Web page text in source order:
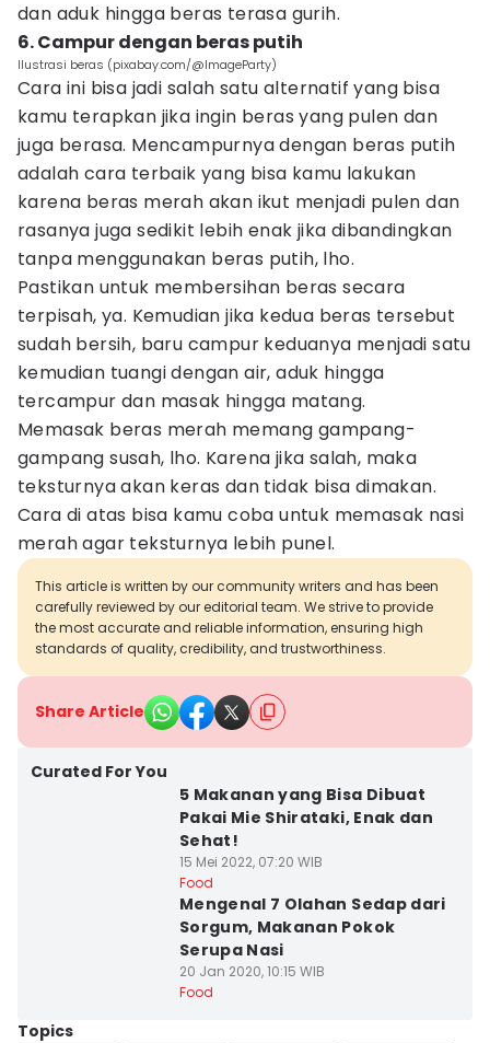
dan aduk hingga beras terasa gurih.
6. Campur dengan beras putih
Ilustrasi beras (pixabay.com/@ImageParty)
Cara ini bisa jadi salah satu alternatif yang bisa
kamu terapkan jika ingin beras yang pulen dan
juga berasa. Mencampurnya dengan beras putih
adalah cara terbaik yang bisa kamu lakukan
karena beras merah akan ikut menjadi pulen dan
rasanya juga sedikit lebih enak jika dibandingkan
tanpa menggunakan beras putih, lho.
Pastikan untuk membersihan beras secara
terpisah, ya. Kemudian jika kedua beras tersebut
sudah bersih, baru campur keduanya menjadi satu
kemudian tuangi dengan air, aduk hingga
tercampur dan masak hingga matang.
Memasak beras merah memang gampang-
gampang susah, lho. Karena jika salah, maka
teksturnya akan keras dan tidak bisa dimakan.
Cara di atas bisa kamu coba untuk memasak nasi
merah agar teksturnya lebih punel.
This article is written by our community writers and has been
carefully reviewed by our editorial team. We strive to provide
the most accurate and reliable information, ensuring high
standards of quality, credibility, and trustworthiness.
Share Article
Curated For You
5 Makanan yang Bisa Dibuat
Pakai Mie Shirataki, Enak dan
Sehat!
15 Mei 2022, 07:20 WIB
Food
Mengenal 7 Olahan Sedap dari
Sorgum, Makanan Pokok
Serupa Nasi
20 Jan 2020, 10:15 WIB
Food
Topics